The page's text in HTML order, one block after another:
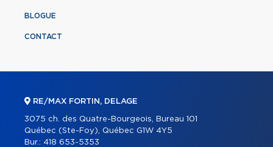
BLOGUE
CONTACT
RE/MAX FORTIN, DELAGE
3075 ch. des Quatre-Bourgeois, Bureau 101
Québec (Ste-Foy), Québec G1W 4Y5
Bur.: 418 653-5353